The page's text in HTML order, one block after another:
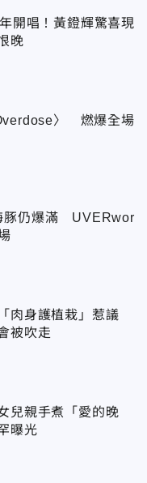
開唱！黃鐙輝驚喜現
晚
〉 燃爆全場
豚仍爆滿 UVERwor
肉身護植栽」惹議
被吹走
兒親手煮「愛的晚
曝光